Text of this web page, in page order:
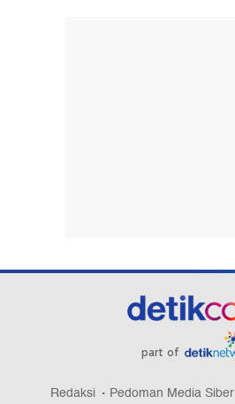
part of
Redaksi Pedoman Media Siber